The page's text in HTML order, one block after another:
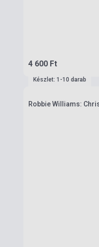
4 600 Ft
Készlet: 1-10 darab
Robbie Williams: